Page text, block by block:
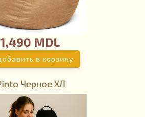
1,490 MDL
в корзину
Черное ХЛ